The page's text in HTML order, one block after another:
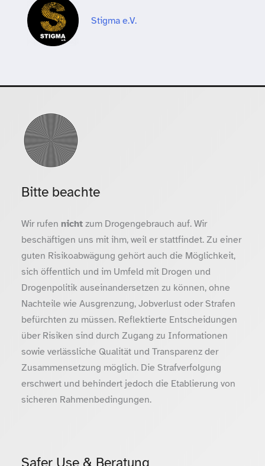
Stigma e.V.
Bitte beachte
Wir rufen nichtzum Drogengebrauch auf. Wir
beschäftigen uns mit ihm, weil er stattfindet. Zu einer
guten Risikoabwägung gehört auch die Möglichkeit,
sich öffentlich und im Umfeld mit Drogen und
Drogenpolitik auseinandersetzen zu können, ohne
Nachteile wie Ausgrenzung, Jobverlust oder Strafen
befürchten zu müssen. Reflektierte Entscheidungen
über Risiken sind durch Zugang zu Informationen
sowie verlässliche Qualität und Transparenz der
Zusammensetzung möglich. Die Strafverfolgung
erschwert und behindert jedoch die Etablierung von
sicheren Rahmenbedingungen.